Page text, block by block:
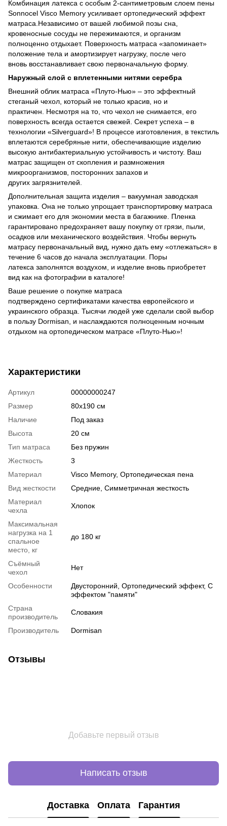
Комбинация латекса с особым 2-сантиметровым слоем пены
Sonnocel Visco Memory усиливает ортопедический эффект
матраса.Независимо от вашей любимой позы сна,
кровеносные сосуды не пережимаются, и организм
полноценно отдыхает. Поверхность матраса «запоминает»
положение тела и амортизирует нагрузку, после чего
вновь восстанавливает свою первоначальную форму.
Наружный слой с вплетенными нитями серебра
Внешний облик матраса «Плуто-Нью» – это эффектный
стеганый чехол, который не только красив, но и
практичен. Несмотря на то, что чехол не снимается, его
поверхность всегда остается свежей. Секрет успеха – в
технологии «Silverguard»! В процессе изготовления, в текстиль
вплетаются серебряные нити, обеспечивающие изделию
высокую антибактериальную устойчивость и чистоту. Ваш
матрас защищен от скопления и размножения
микроорганизмов, посторонних запахов и
других загрязнителей.
Дополнительная защита изделия – вакуумная заводская
упаковка. Она не только упрощает транспортировку матраса
и сжимает его для экономии места в багажнике. Пленка
гарантировано предохраняет вашу покупку от грязи, пыли,
осадков или механического воздействия. Чтобы вернуть
матрасу первоначальный вид, нужно дать ему «отлежаться» в
течение 6 часов до начала эксплуатации. Поры
латекса заполнятся воздухом, и изделие вновь приобретет
вид как на фотографии в каталоге!
Ваше решение о покупке матраса
подтверждено сертификатами качества европейского и
украинского образца. Тысячи людей уже сделали свой выбор
в пользу Dormisan, и наслаждаются полноценным ночным
отдыхом на ортопедическом матрасе «Плуто-Нью»!
Характеристики
Артикул
00000000247
Размер
80х190 см
Наличие
Под заказ
Высота
20 см
Тип матраса
Без пружин
Жесткость
3
Материал
Visco Memory, Ортопедическая пена
Вид жесткости
Средние Симметричная жесткость
Материал
чехла
Хлопок
Максимальная
нагрузка на 1
спальное
место, кг
до 180 кг
Съёмный
чехол
Нет
Особенности Двусторонний Ортопедический эффект, С
эффектом "памяти"
Страна
производитель
Словакия
Производитель Dormisan
Отзывы
Добавьте первый отзыв
Написать отзыв
Доставка Оплата Гарантия